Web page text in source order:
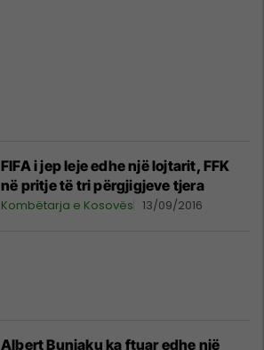
FIFA i jep leje edhe një lojtarit, FFK
në pritje të tri përgjigjeve tjera
Kombëtarja e Kosovës 13/09/2016
Albert Bunjaku ka ftuar edhe një